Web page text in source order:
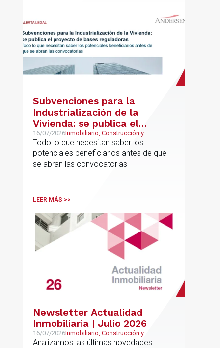
Subvenciones para la
Industrialización de la
Vivienda: se publica el
proyecto de bases
reguladoras
16/07/2026Inmobiliario, Construcción y
Urbanismo
Todo lo que necesitan saber los
potenciales beneficiarios antes de que
se abran las convocatorias
LEER MÁS >>
Newsletter Actualidad
Inmobiliaria | Julio 2026
16/07/2026Inmobiliario, Construcción y
Urbanismo
Analizamos las últimas novedades